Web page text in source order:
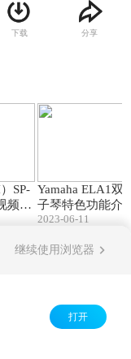
下载 分享
SP-
频—
Yamaha ELA1双
子琴特色功能介
键盘中国转载
2023-06-11
继续使用浏览器
打开